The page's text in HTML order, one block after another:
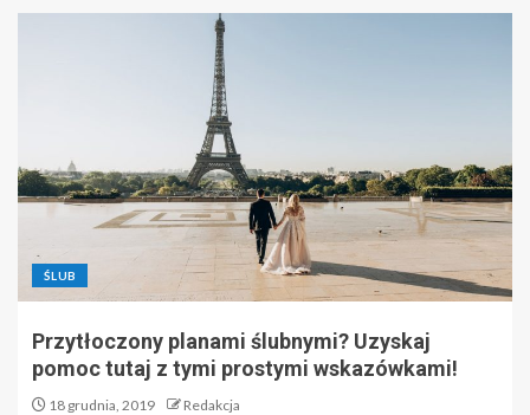
ŚLUB
Przytłoczony planami ślubnymi? Uzyskaj
pomoc tutaj z tymi prostymi wskazówkami!
18 grudnia, 2019 Redakcja